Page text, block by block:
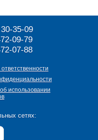
35-09
09-79
07-88
использовании
сетях: